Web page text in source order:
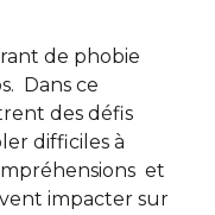
de phobie
Dans ce
des défis
difficiles à
et
impacter sur